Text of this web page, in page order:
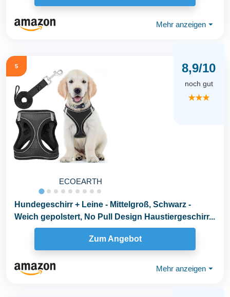
Mehr anzeigen ⏷
5
ECOEARTH
8,9/10
noch gut
★★★
Hundegeschirr + Leine - Mittelgroß, Schwarz -
Weich gepolstert, No Pull Design Haustiergeschirr...
Zum Angebot
Mehr anzeigen ⏷